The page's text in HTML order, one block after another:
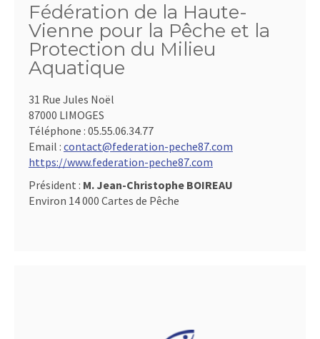
Fédération de la Haute-
Vienne pour la Pêche et la
Protection du Milieu
Aquatique
31 Rue Jules Noël
87000 LIMOGES
Téléphone : 05.55.06.34.77
Email : contact@federation-peche87.com
https://www.federation-peche87.com
Président : M. Jean-Christophe BOIREAU
Environ 14 000 Cartes de Pêche